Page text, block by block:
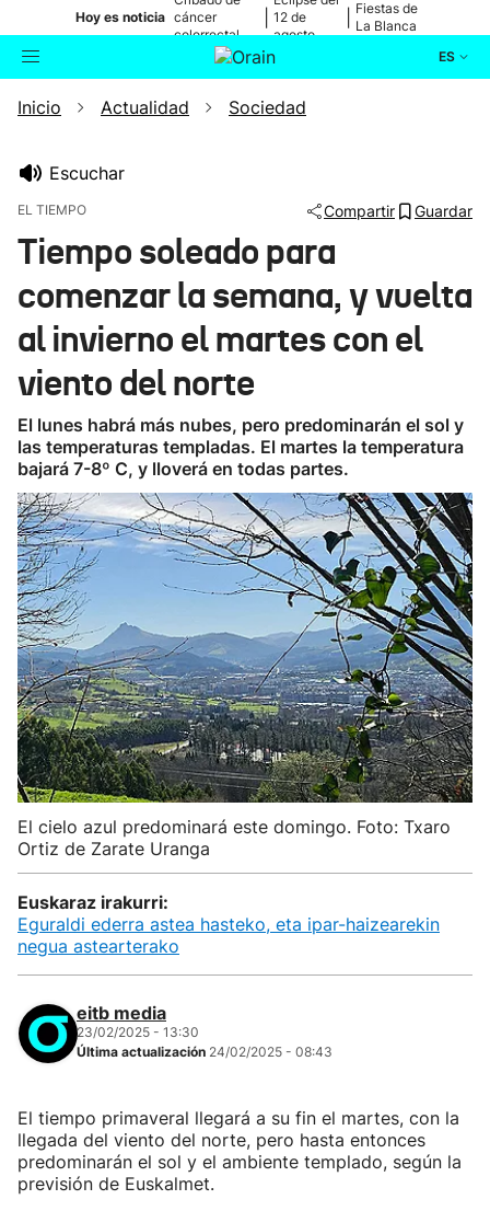
Hoy es noticia cáncer
colorrectal
12 de
agosto
Fiestas de
La Blanca
ES
Buscador Actualidad
Ikusmiran
Eguraldia
Inicio Actualidad Sociedad
Escuchar
EL TIEMPO Compartir Guardar
Tiempo soleado para
comenzar la semana, y vuelta
al invierno el martes con el
viento del norte
El lunes habrá más nubes, pero predominarán el sol y
las temperaturas templadas. El martes la temperatura
bajará 7-8º C, y lloverá en todas partes.
El cielo azul predominará este domingo. Foto: Txaro
Ortiz de Zarate Uranga
Euskaraz irakurri:
Eguraldi ederra astea hasteko, eta ipar-haizearekin
negua astearterako
eitb media
23/02/2025 - 13:30
Última actualización 24/02/2025 - 08:43
El tiempo primaveral llegará a su fin el martes, con la
llegada del viento del norte, pero hasta entonces
predominarán el sol y el ambiente templado, según la
previsión de Euskalmet.